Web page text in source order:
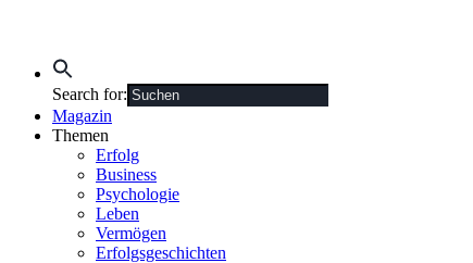
Search for:
Magazin
Themen
Erfolg
Business
Psychologie
Leben
Vermögen
Erfolgsgeschichten